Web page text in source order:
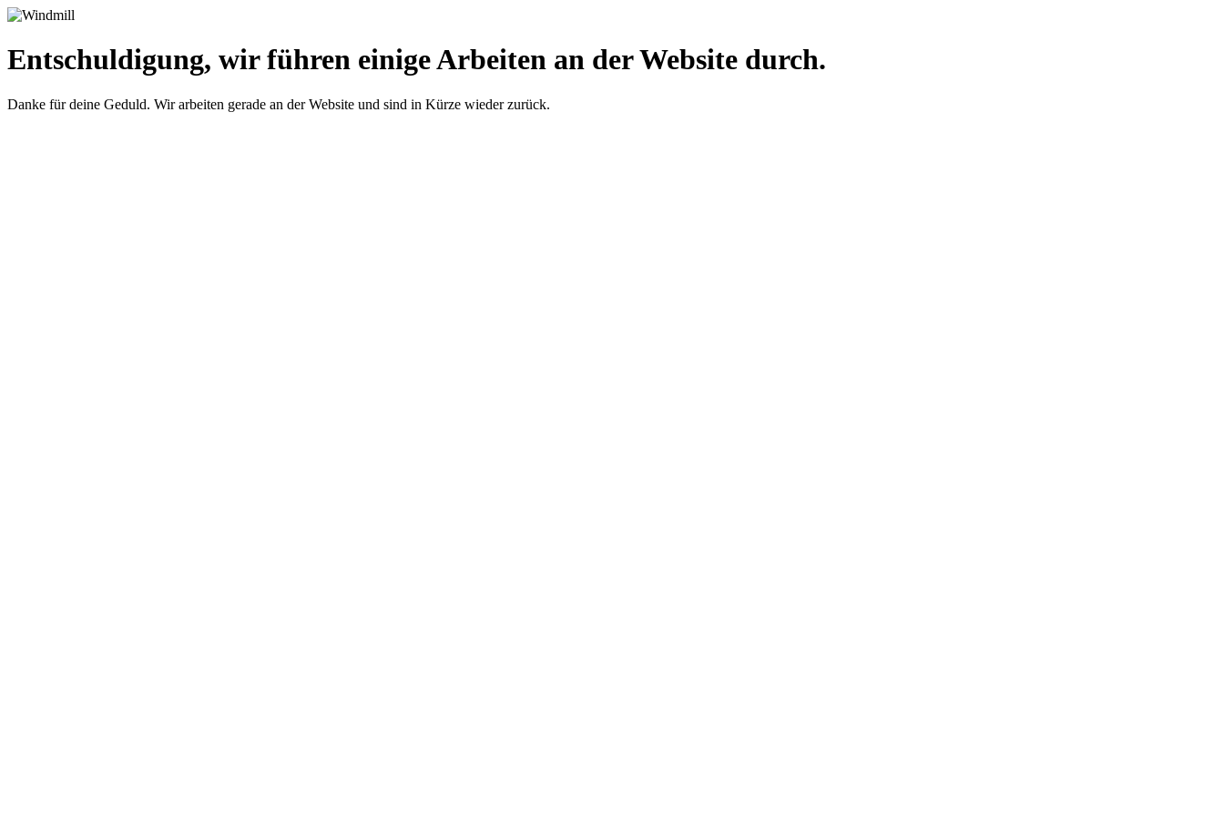
Entschuldigung, wir führen einige Arbeiten an der Website durch.
Danke für deine Geduld. Wir arbeiten gerade an der Website und sind in Kürze wieder zurück.